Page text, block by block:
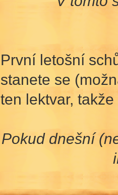
První letošní
stanete se
ten lektvar,
Pokud dnešní